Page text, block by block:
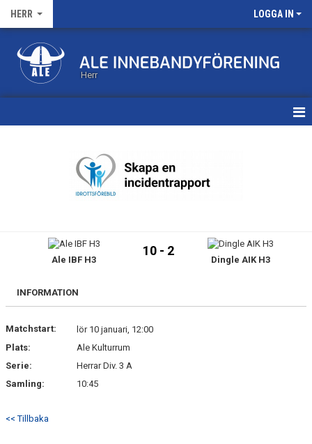
HERR LOGGA IN
Herr
BILDGALLERI
DOKUMENT
Ale IBF H3
10 - 2
Dingle AIK H3
INFORMATION
Matchstart:
lör 10 januari, 12:00
Plats:
Ale Kulturrum
Serie:
Herrar Div. 3 A
Samling:
10:45
<< Tillbaka